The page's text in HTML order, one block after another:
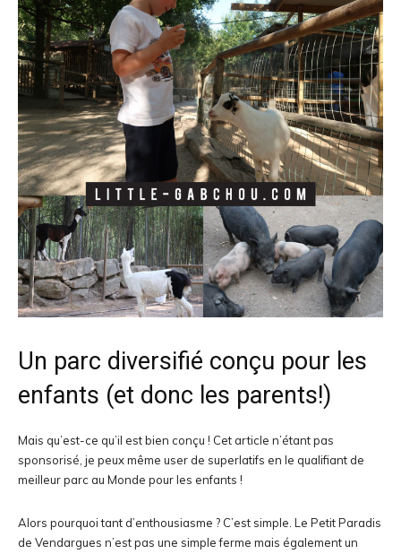
Un parc diversifié conçu pour les
enfants (et donc les parents!)
Mais qu’est-ce qu’il est bien conçu ! Cet article n’étant pas
sponsorisé, je peux même user de superlatifs en le qualifiant de
meilleur parc au Monde pour les enfants !
Alors pourquoi tant d’enthousiasme ? C’est simple. Le Petit Paradis
de Vendargues n’est pas une simple ferme mais également un